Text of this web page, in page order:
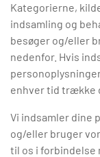
Kategorierne,
indsamling og
besøger og/eller
nedenfor. Hvis
enhver tid trække
Vi indsamler dine
og/eller bruger
til os i forbindelse